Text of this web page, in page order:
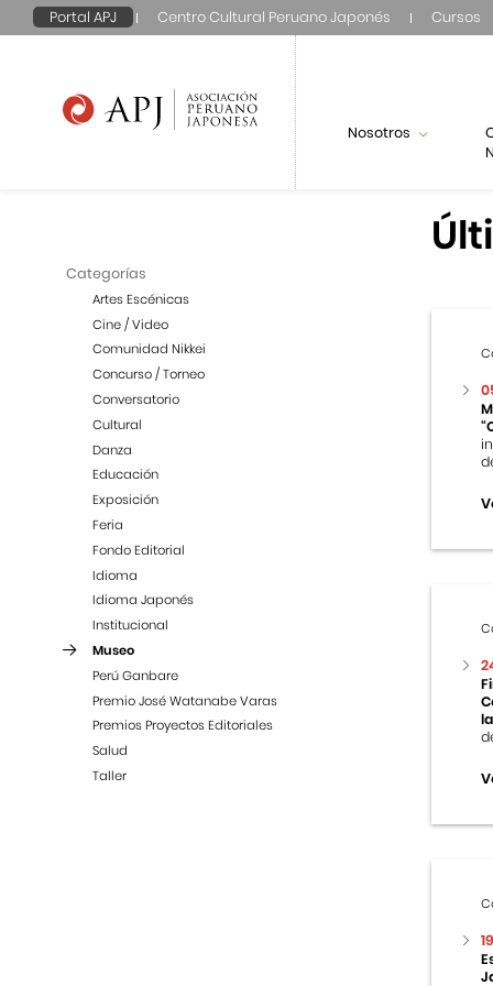
Portal APJ Centro Cultural Peruano Japonés Cursos
Nosotros
Categorías
Artes Escénicas
Cine / Video
Comunidad Nikkei
Concurso / Torneo
Conversatorio
Cultural
Danza
Educación
Exposición
Feria
Fondo Editorial
Idioma
Idioma Japonés
Institucional
Museo
Perú Ganbare
Premio José Watanabe Varas
Premios Proyectos Editoriales
Salud
Taller